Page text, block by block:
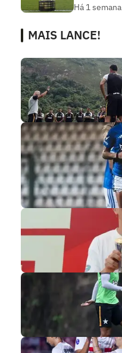
Há 1 semana
MAIS LANCE!